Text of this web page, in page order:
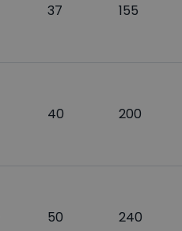
37 155
40 200
50 240